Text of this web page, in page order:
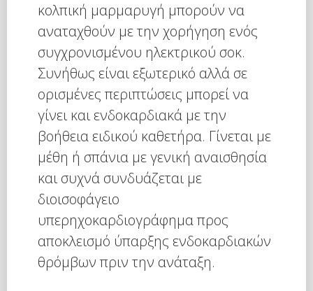
κολπική μαρμαρυγή μπορούν να
αναταχθούν με την χορήγηση ενός
συγχρονισμένου ηλεκτρικού σοκ.
Συνήθως είναι εξωτερικό αλλά σε
ορισμένες περιπτώσεις μπορεί να
γίνει και ενδοκαρδιακά με την
βοήθεια ειδικού καθετήρα. Γίνεται με
μέθη ή σπάνια με γενική αναισθησία
και συχνά συνδυάζεται με
διοισοφάγειο
υπερηχοκαρδιογράφημα προς
αποκλεισμό ύπαρξης ενδοκαρδιακών
θρόμβων πριν την ανάταξη.